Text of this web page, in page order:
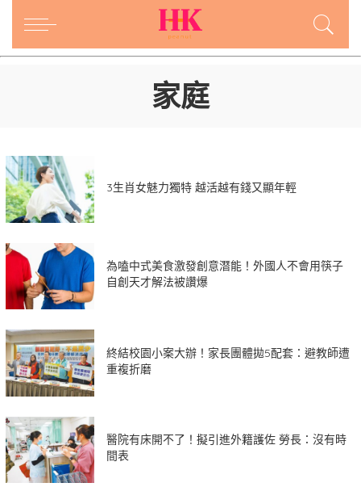
家庭
3生肖女魅力獨特 越活越有錢又顯年輕
為嗑中式美食激發創意潛能！外國人不會用筷子
自創天才解法被讚爆
終結校園小案大辦！家長團體拋5配套：避教師遭
重複折磨
醫院有床開不了！擬引進外籍護佐 勞長：沒有時
間表